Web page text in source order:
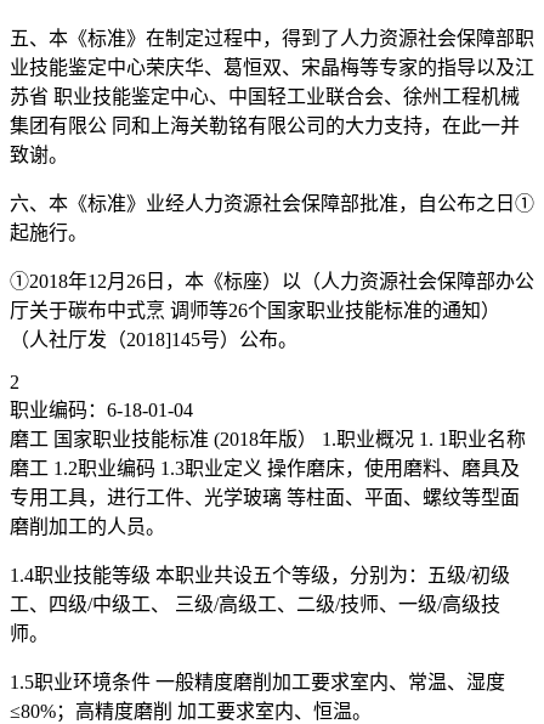
五、本《标准》在制定过程中，得到了人力资源社会保障部职
业技能鉴定中心荣庆华、葛恒双、宋晶梅等专家的指导以及江
苏省 职业技能鉴定中心、中国轻工业联合会、徐州工程机械
集团有限公 同和上海关勒铭有限公司的大力支持，在此一并
致谢。
六、本《标准》业经人力资源社会保障部批准，自公布之日①
起施行。
①2018年12月26日，本《标座）以（人力资源社会保障部办公
厅关于碳布中式烹 调师等26个国家职业技能标准的通知）
（人社厅发（2018]145号）公布。
2
职业编码：6-18-01-04
磨工 国家职业技能标准 (2018年版） 1.职业概况 1. 1职业名称
磨工 1.2职业编码 1.3职业定义 操作磨床，使用磨料、磨具及
专用工具，进行工件、光学玻璃 等柱面、平面、螺纹等型面
磨削加工的人员。
1.4职业技能等级 本职业共设五个等级，分别为：五级/初级
工、四级/中级工、 三级/高级工、二级/技师、一级/高级技
师。
1.5职业环境条件 一般精度磨削加工要求室内、常温、湿度
≤80%；高精度磨削 加工要求室内、恒温。